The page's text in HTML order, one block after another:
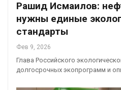
Рашид Исмаилов:
нужны единые
стандарты
Фев 9, 2026
Глава Российского
долгосрочных экопрограмм и